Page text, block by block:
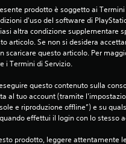
prodotto è soggetto ai Termini
d'uso del software di
altra condizione supplementare
articolo. Se non si desidera
scaricare questo articolo. Per
i Termini di Servizio.
questo contenuto sulla
al tuo account (tramite
e riproduzione offline”) e su
effettui il login con lo stesso
prodotto, leggere attentamente